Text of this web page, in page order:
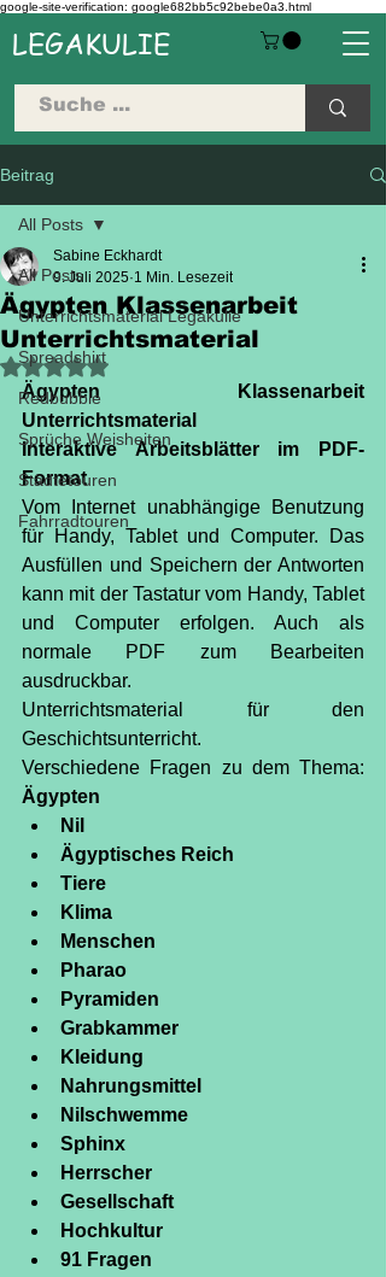
google-site-verification: google682bb5c92bebe0a3.html
LEGAKULIE
Beitrag
All Posts
Unterrichtsmaterial Legakulie
Spreadshirt
Redbubble
Sprüche Weisheiten
Städtetouren
Fahrradtouren
All Posts
Ägypten Klassenarbeit
Unterrichtsmaterial
Sabine Eckhardt
9. Juli 2025 1 Min. Lesezeit
Mit NaN von 5 Sternen bewertet.
Ägypten Klassenarbeit
Unterrichtsmaterial
Interaktive Arbeitsblätter im PDF-
Format
Vom Internet unabhängige Benutzung
für Handy, Tablet und Computer. Das
Ausfüllen und Speichern der Antworten
kann mit der Tastatur vom Handy, Tablet
und Computer erfolgen. Auch als
normale PDF zum Bearbeiten
ausdruckbar.
Unterrichtsmaterial für den
Geschichtsunterricht.
Ägypten
Nil
Ägyptisches Reich
Tiere
Klima
Menschen
Pharao
Pyramiden
Grabkammer
Kleidung
Nahrungsmittel
Nilschwemme
Sphinx
Herrscher
Gesellschaft
Hochkultur
91 Fragen